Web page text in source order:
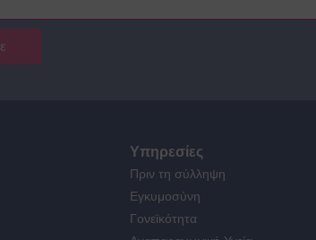
Υπηρεσίες
Πριν τη σύλληψη
Εγκυμοσύνη
Γονεϊκότητα